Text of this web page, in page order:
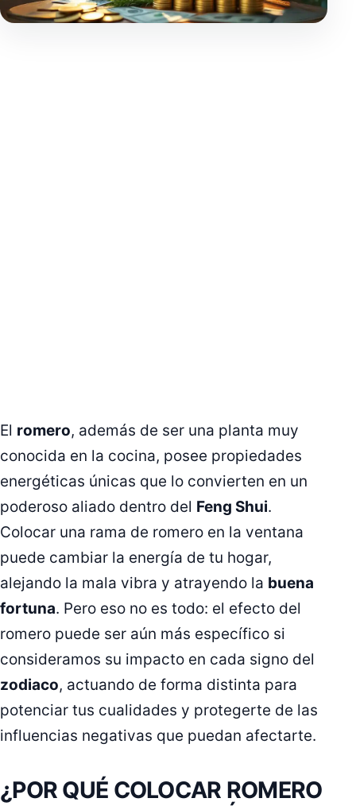
El romero, además de ser una planta muy
conocida en la cocina, posee propiedades
energéticas únicas que lo convierten en un
poderoso aliado dentro del Feng Shui.
Colocar una rama de romero en la ventana
puede cambiar la energía de tu hogar,
alejando la mala vibra y atrayendo la buena
fortuna. Pero eso no es todo: el efecto del
romero puede ser aún más específico si
consideramos su impacto en cada signo del
zodiaco, actuando de forma distinta para
potenciar tus cualidades y protegerte de las
influencias negativas que puedan afectarte.
¿POR QUÉ COLOCAR ROMERO